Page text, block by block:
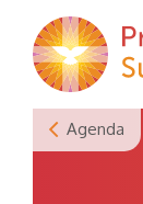
content
Agenda